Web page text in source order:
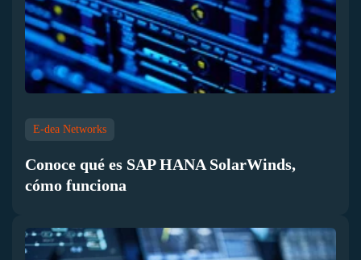
E-dea Networks
Conoce qué es SAP HANA SolarWinds,
cómo funciona